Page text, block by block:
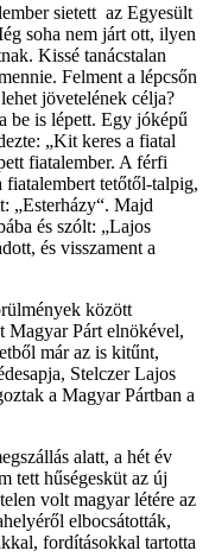
sietett az Egyesült
soha nem járt ott, ilyen
Kissé tanácstalan
Felment a lépcsőn
jövetelének célja?
be is lépett. Egy jóképű
„Kit keres a fiatal
fiatalember. A férfi
fiatalembert tetőtől-talpig,
„Esterházy“. Majd
és szólt: „Lajos
és visszament a
között
Magyar Párt elnökével,
már az is kitűnt,
Stelczer Lajos
a Magyar Pártban a
alatt, a hét év
tett hűségesküt az új
volt magyar létére az
elbocsátották,
fordításokkal tartotta